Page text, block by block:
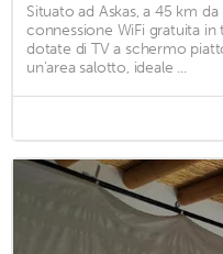
Situato ad Askas, a 45 km
connessione WiFi gratuita
dotate di TV a schermo
un'area salotto, ideale ...